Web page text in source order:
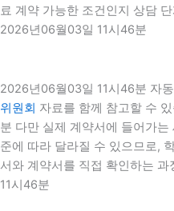
료 계약 가능한 조건인지 상담
2026년06월03일 11시46분
2026년06월03일 11시46분 자
위원회 자료를 함께 참고할 수
분 다만 실제 계약서에 들어가
준에 따라 달라질 수 있으므로,
서와 계약서를 직접 확인하는
11시46분